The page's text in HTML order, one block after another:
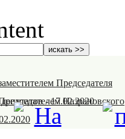
Председателя
-17.02.2020
Назрановского